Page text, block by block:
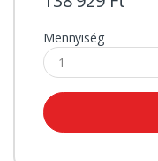
Mennyiség